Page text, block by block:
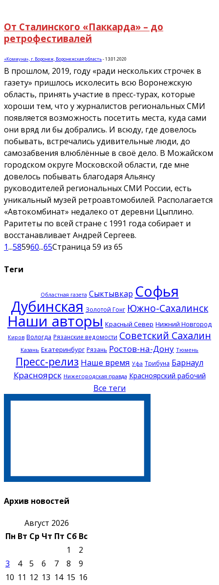
От Сталинского «Паккарда» – до
ретрофестивалей
«Коммуна», г. Воронеж, Воронежская область-13.01.2020
В прошлом, 2019, году «ради нескольких строчек в
газету» пришлось исколесить всю Воронежскую
область, принять участие в пресс-турах, которые
хороши тем, что у журналистов региональных СМИ
появляется возможность посетить места, куда сами
они вряд ли бы добрались. И всюду, где довелось
побывать, встречались удивительные люди, до
самозабвения влюблённые в своё дело. В Можайском
городском округе Московской области, где мне
довелось побывать благодаря Альянсу
руководителей региональных СМИ России, есть
уникальный музей ретроавтомобилей. Располагается
«Автокомбинат» недалеко от деревни Цыплино.
Раритеты по всей стране с 1991 года собирает и
восстанавливает Андрей Сергеев.
1...585960...65Страница 59 из 65
Теги
Областная газета Сыктывкар Софья
Дубинская Золотой Гонг Южно-Сахалинск
Наши авторы Красный Север Нижний Новгород
Киров Вологда Рязанские ведомости Советский Сахалин
Казань Екатеринбург Рязань Ростов-на-Дону Тюмень
Пресс-релиз Наше время Уфа Трибуна Барнаул
Красноярск Нижегородская правда Красноярский рабочий
Все теги
Архив новостей
Август 2026
Пн Вт Ср Чт Пт Сб Вс
1
2
3
4 5 6 7 8
9
10 11 12 13 14 15 16